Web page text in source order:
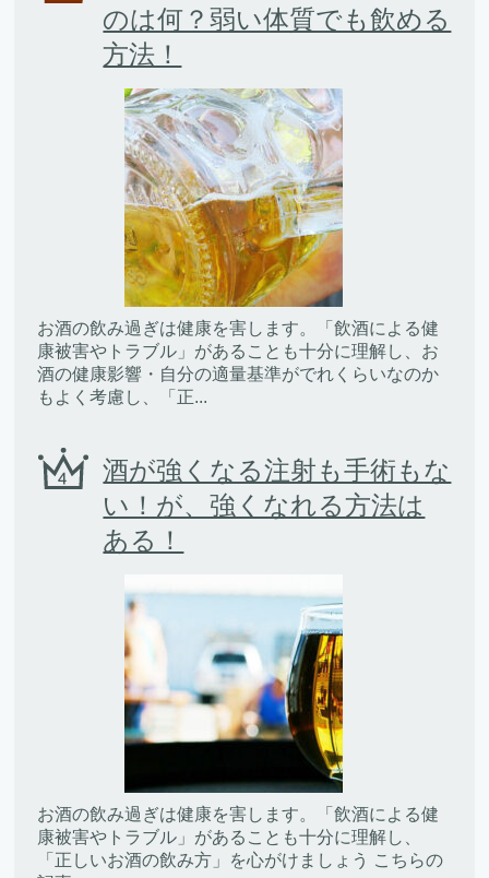
のは何？弱い体質でも飲める
方法！
お酒の飲み過ぎは健康を害します。「飲酒による健
康被害やトラブル」があることも十分に理解し、お
酒の健康影響・自分の適量基準がでれくらいなのか
もよく考慮し、「正...
酒が強くなる注射も手術もな
い！が、強くなれる方法は
ある！
お酒の飲み過ぎは健康を害します。「飲酒による健
康被害やトラブル」があることも十分に理解し、
「正しいお酒の飲み方」を心がけましょう こちらの